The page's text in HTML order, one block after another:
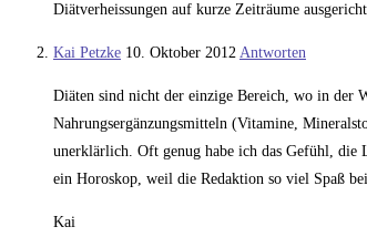
Diätverheissungen auf kurze Zeiträume
Kai Petzke 10. Oktober 2012 Antworten
Diäten sind nicht der einzige Bereich, wo in der
Nahrungsergänzungsmitteln (Vitamine,
unerklärlich. Oft genug habe ich das Gefühl, die
ein Horoskop, weil die Redaktion so viel Spaß
Kai